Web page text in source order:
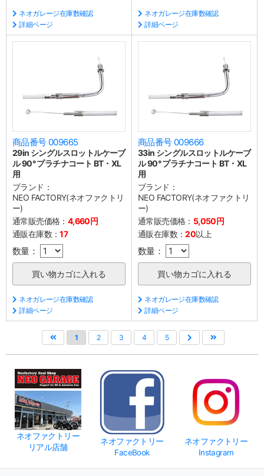
ネオガレージ在庫数確認
詳細ページ
ネオガレージ在庫数確認
詳細ページ
商品番号 009665
29in シングルスロットルケーブ
ル 90° プラチナコート BT・XL
用
ブランド：
NEO FACTORY(ネオファクトリ
ー)
通常販売価格： 4,660円
通販在庫数：17
数量：
ネオガレージ在庫数確認
詳細ページ
商品番号 009666
33in シングルスロットルケーブ
ル 90° プラチナコート BT・XL
用
ブランド：
NEO FACTORY(ネオファクトリ
ー)
通常販売価格： 5,050円
通販在庫数：20以上
数量：
ネオガレージ在庫数確認
詳細ページ
1 2 3 4 5
ネオファクトリー
リアル店舗
ネオファクトリー
FaceBook
ネオファクトリー
Instagram